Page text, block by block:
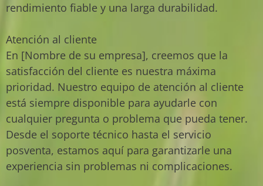
rendimiento fiable y una larga durabilidad.
Atención al cliente
En [Nombre de su empresa], creemos que la
satisfacción del cliente es nuestra máxima
prioridad. Nuestro equipo de atención al cliente
está siempre disponible para ayudarle con
cualquier pregunta o problema que pueda tener.
Desde el soporte técnico hasta el servicio
posventa, estamos aquí para garantizarle una
experiencia sin problemas ni complicaciones.